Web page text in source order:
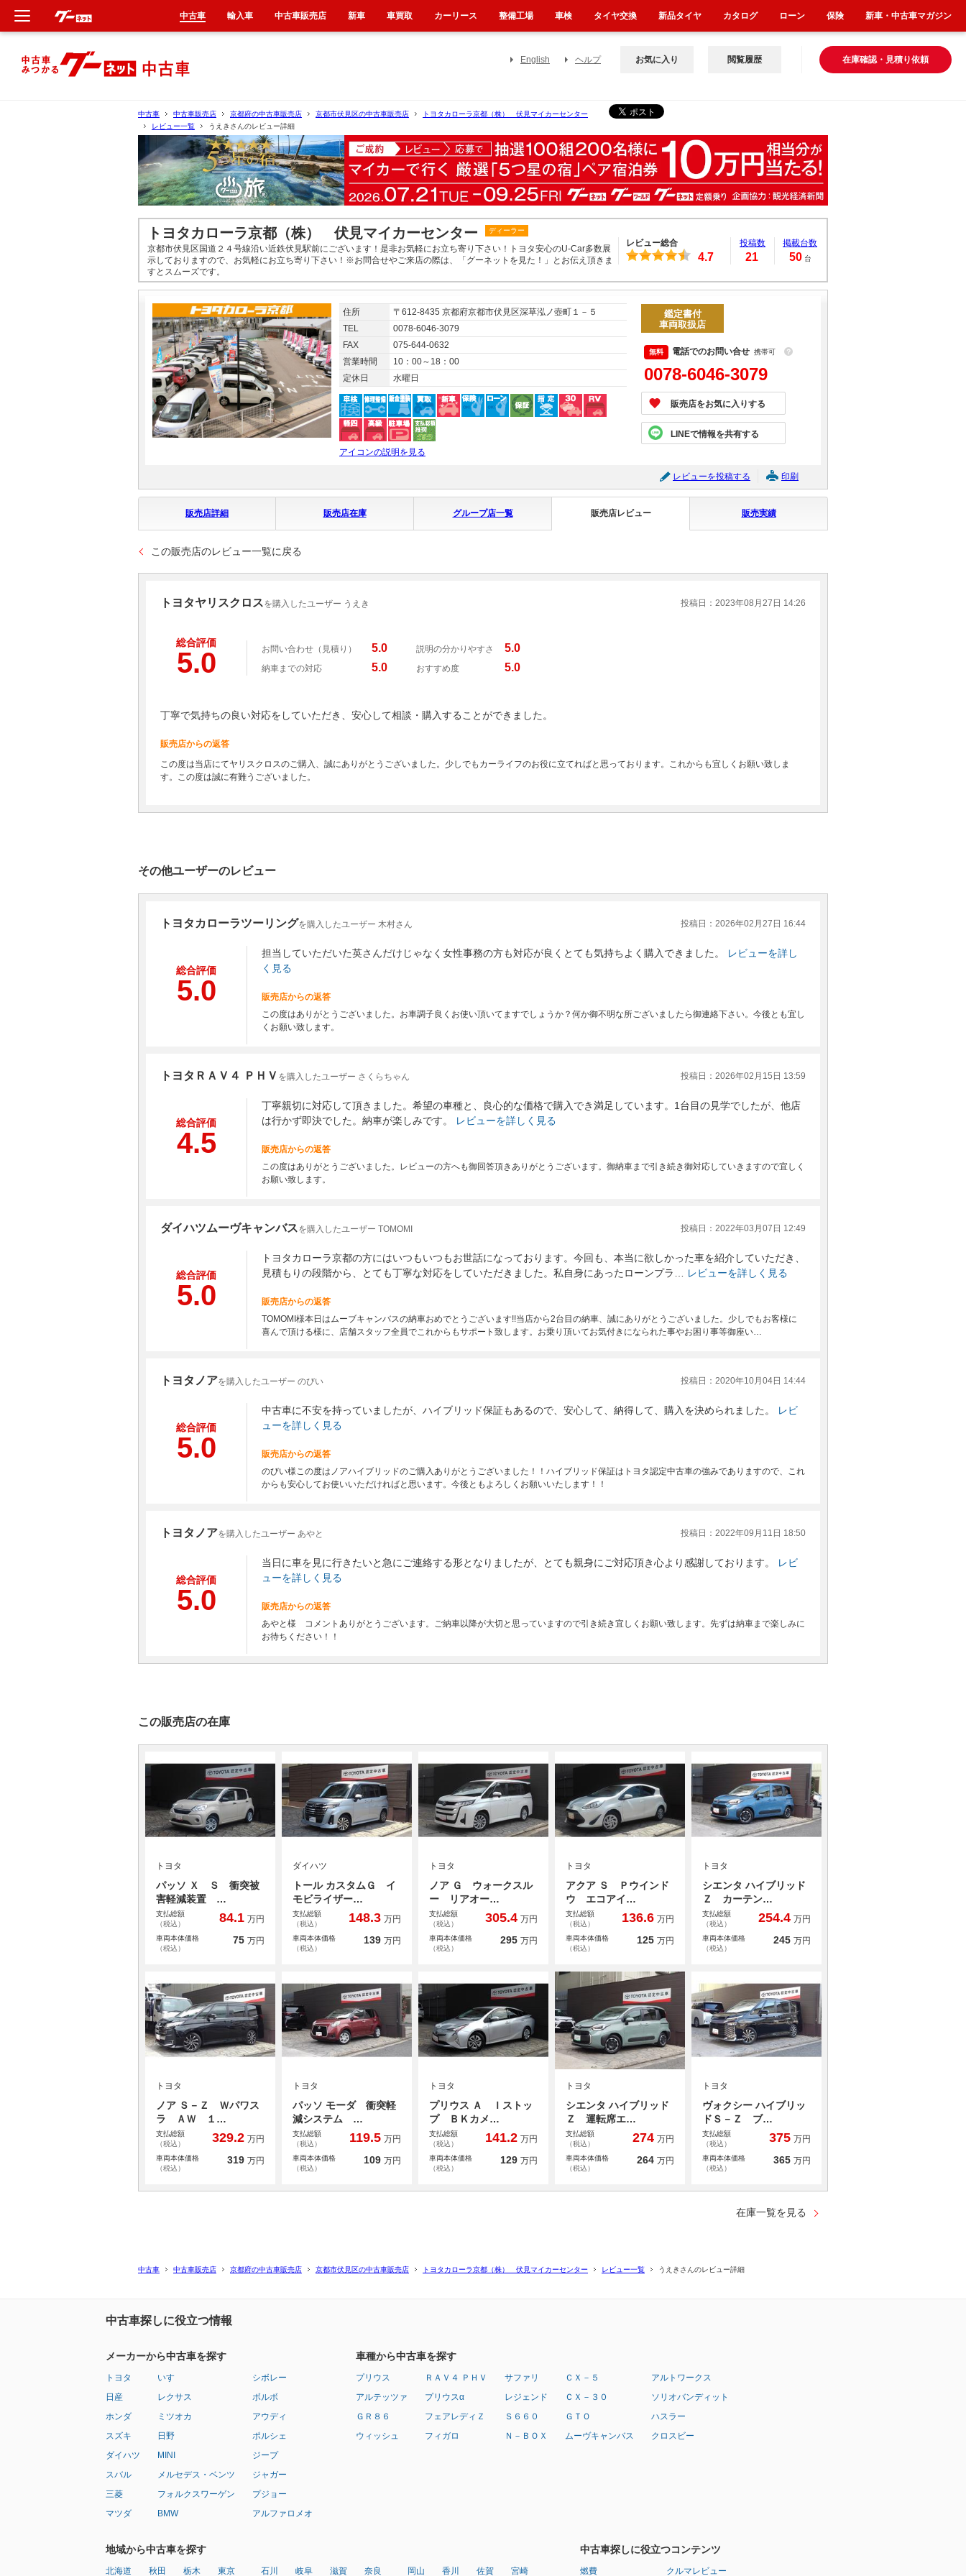
English ヘルプ 在庫確認・見積り依頼
お気に入り 閲覧履歴
中古車 中古車販売店 京都府の中古車販売店 京都市伏見区の中古車販売店
トヨタカローラ京都（株） 伏見マイカーセンター
レビュー一覧
うえきさんのレビュー詳細
トヨタカローラ京都（株） 伏見マイカーセンター ディーラー
京都市伏見区国道２４号線沿い近鉄伏見駅前にございます！是非お気軽にお立ち寄り下さい！トヨタ安心のU-Car多数展
示しておりますので、お気軽にお立ち寄り下さい！※お問合せやご来店の際は、「グーネットを見た！」とお伝え頂きま
すとスムーズです。
レビュー総合
4.7
投稿数
21
掲載台数
50 台
住所
〒612-8435 京都府京都市伏見区深草泓ノ壺町１－５
TEL
0078-6046-3079
FAX
075-644-0632
営業時間
10：00～18：00
定休日
水曜日
アイコンの説明を見る
鑑定書付
車両取扱店
電話でのお問い合せ 携帯可 ？
0078-6046-3079
販売店をお気に入りする
LINEで情報を共有する
レビューを投稿する 印刷
販売店詳細 販売店在庫 グループ店一覧 販売店レビュー 販売実績
この販売店のレビュー一覧に戻る
トヨタヤリスクロスを購入したユーザー うえき 投稿日：2023年08月27日 14:26
総合評価
5.0 お問い合わせ（見積り） 5.0 説明の分かりやすさ 5.0
納車までの対応 5.0 おすすめ度 5.0
丁寧で気持ちの良い対応をしていただき、安心して相談・購入することができました。
販売店からの返答
この度は当店にてヤリスクロスのご購入、誠にありがとうございました。少しでもカーライフのお役に立てればと思っております。これからも宜しくお願い致しま
す。この度は誠に有難うございました。
その他ユーザーのレビュー
トヨタカローラツーリングを購入したユーザー 木村さん 投稿日：2026年02月27日 16:44
総合評価
5.0
担当していただいた英さんだけじゃなく女性事務の方も対応が良くとても気持ちよく購入できました。
レビューを詳し
く見る
販売店からの返答
この度はありがとうございました。お車調子良くお使い頂いてますでしょうか？何か御不明な所ございましたら御連絡下さい。今後とも宜し
くお願い致します。
トヨタＲＡＶ４ ＰＨＶ を購入したユーザー さくらちゃん 投稿日：2026年02月15日 13:59
総合評価
4.5
丁寧親切に対応して頂きました。希望の車種と、良心的な価格で購入でき満足しています。1台目の見学でしたが、他店
は行かず即決でした。納車が楽しみです。
レビューを詳しく見る
販売店からの返答
この度はありがとうございました。レビューの方へも御回答頂きありがとうございます。御納車まで引き続き御対応していきますので宜しく
お願い致します。
ダイハツムーヴキャンバスを購入したユーザー TOMOMI 投稿日：2022年03月07日 12:49
総合評価
5.0
トヨタカローラ京都の方にはいつもいつもお世話になっております。今回も、本当に欲しかった車を紹介していただき、
見積もりの段階から、とても丁寧な対応をしていただきました。私自身にあったローンプラ…
レビューを詳しく見る
販売店からの返答
TOMOMI様本日はムーブキャンバスの納車おめでとうございます!!当店から2台目の納車、誠にありがとうございました。少しでもお客様に
喜んで頂ける様に、店舗スタッフ全員でこれからもサポート致します。お乗り頂いてお気付きになられた事やお困り事等御座い…
トヨタノアを購入したユーザー のびい 投稿日：2020年10月04日 14:44
総合評価
5.0
中古車に不安を持っていましたが、ハイブリッド保証もあるので、安心して、納得して、購入を決められました。
レビ
ューを詳しく見る
販売店からの返答
のびい様この度はノアハイブリッドのご購入ありがとうございました！！ハイブリッド保証はトヨタ認定中古車の強みでありますので、これ
からも安心してお使いいただければと思います。今後ともよろしくお願いいたします！！
トヨタノアを購入したユーザー あやと 投稿日：2022年09月11日 18:50
総合評価
5.0
当日に車を見に行きたいと急にご連絡する形となりましたが、とても親身にご対応頂き心より感謝しております。
レビ
ューを詳しく見る
販売店からの返答
あやと様 コメントありがとうございます。ご納車以降が大切と思っていますので引き続き宜しくお願い致します。先ずは納車まで楽しみに
お待ちください！！
この販売店の在庫
トヨタ
パッソ Ｘ Ｓ 衝突被
害軽減装置 …
支払総額
（税込）
84.1 万円
車両本体価格
（税込）
75 万円
ダイハツ
トール カスタムＧ イ
モビライザー…
支払総額
（税込）
148.3 万円
車両本体価格
（税込）
139 万円
トヨタ
ノア Ｇ ウォークスル
ー リアオー…
支払総額
（税込）
305.4 万円
車両本体価格
（税込）
295 万円
トヨタ
アクア Ｓ Ｐウインド
ウ エコアイ…
支払総額
（税込）
136.6 万円
車両本体価格
（税込）
125 万円
トヨタ
シエンタ ハイブリッド
Ｚ カーテン…
支払総額
（税込）
254.4 万円
車両本体価格
（税込）
245 万円
トヨタ
ノア Ｓ－Ｚ Ｗパワス
ラ ＡＷ １…
支払総額
（税込）
329.2 万円
車両本体価格
（税込）
319 万円
トヨタ
パッソ モーダ 衝突軽
減システム …
支払総額
（税込）
119.5 万円
車両本体価格
（税込）
109 万円
トヨタ
プリウス Ａ Ｉストッ
プ ＢＫカメ…
支払総額
（税込）
141.2 万円
車両本体価格
（税込）
129 万円
トヨタ
シエンタ ハイブリッド
Ｚ 運転席エ…
支払総額
（税込）
274 万円
車両本体価格
（税込）
264 万円
トヨタ
ヴォクシー ハイブリッ
ドＳ－Ｚ ブ…
支払総額
（税込）
375 万円
車両本体価格
（税込）
365 万円
在庫一覧を見る
中古車 中古車販売店 京都府の中古車販売店 京都市伏見区の中古車販売店 トヨタカローラ京都（株） 伏見マイカーセンター レビュー一覧 うえきさんのレビュー詳細
中古車探しに役立つ情報
メーカーから中古車を探す
トヨタ
日産
ホンダ
スズキ
ダイハツ
スバル
三菱
マツダ
いすゞ
レクサス
ミツオカ
日野
MINI
メルセデス・ベンツ
フォルクスワーゲン
BMW
シボレー
ボルボ
アウディ
ポルシェ
ジープ
ジャガー
プジョー
アルファロメオ
車種から中古車を探す
プリウス
アルテッツァ
ＧＲ８６
ウィッシュ
ＲＡＶ４ ＰＨＶ
プリウスα
フェアレディＺ
フィガロ
サファリ
レジェンド
Ｓ６６０
Ｎ－ＢＯＸ
ＣＸ－５
ＣＸ－３０
ＧＴＯ
ムーヴキャンバス
アルトワークス
ソリオバンディット
ハスラー
クロスビー
地域から中古車を探す
北海道 秋田 栃木 東京 石川 岐阜 滋賀 奈良 岡山 香川 佐賀 宮崎
中古車探しに役立つコンテンツ
燃費 クルマレビュー
中古車 輸入車 中古車販売店 新車 車買取 カーリース 整備工場 車検 タイヤ交換 新品タイヤ カタログ ローン 保険 新車・中古車マガジン
新車